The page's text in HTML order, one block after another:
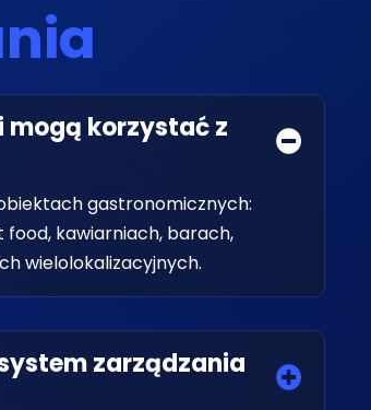
korzystać z
gastronomicznych:
food, kawiarniach, barach,
wielolokalizacyjnych.
zarządzania